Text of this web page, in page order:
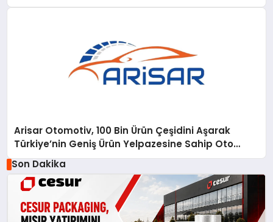
Arisar Otomotiv, 100 Bin Ürün Çeşidini Aşarak
Türkiye’nin Geniş Ürün Yelpazesine Sahip Oto
Yedek Parça Platformlarından Biri Oldu
Son Dakika